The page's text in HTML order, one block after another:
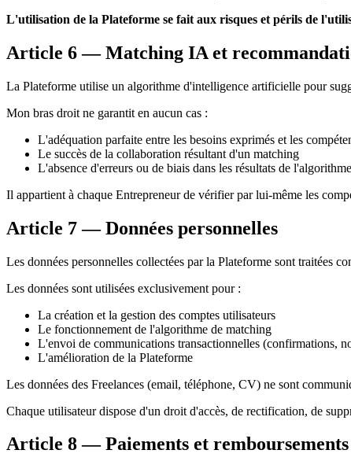
L'utilisation de la Plateforme se fait aux risques et périls de
Article 6 — Matching IA et
La Plateforme utilise un algorithme d'intelligence artificielle pour
Mon bras droit ne garantit en aucun cas :
L'adéquation parfaite entre les besoins exprimés et les
Le succès de la collaboration résultant d'un matching
L'absence d'erreurs ou de biais dans les résultats de l'algorithme
Il appartient à chaque Entrepreneur de vérifier par lui-même les
Article 7 — Données personnelles
Les données personnelles collectées par la Plateforme sont traitées
Les données sont utilisées exclusivement pour :
La création et la gestion des comptes utilisateurs
Le fonctionnement de l'algorithme de matching
L'envoi de communications transactionnelles (confirmations,
L'amélioration de la Plateforme
Les données des Freelances (email, téléphone, CV) ne sont
Chaque utilisateur dispose d'un droit d'accès, de rectification, de
Article 8 — Paiements et remboursements